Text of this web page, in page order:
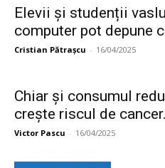
Elevii și studenții
computer pot depune
Cristian Pătrașcu - 16/04/2025
Chiar și consumul
crește riscul de
Victor Pascu - 16/04/2025